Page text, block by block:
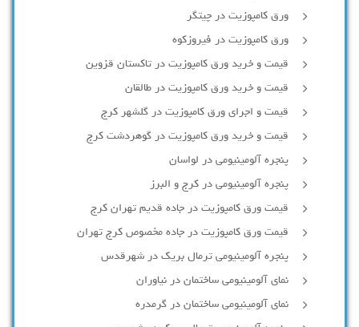
ورق کامپوزیت در چیتگر
ورق کامپوزیت در فیروزکوه
قیمت و خرید ورق کامپوزیت در تاکستان قزوین
قیمت و خرید ورق کامپوزیت در طالقان
قیمت و اجرای ورق کامپوزیت در گلشهر کرج
قیمت و خرید ورق کامپوزیت در گوهردشت کرج
پنجره آلومینیومی در لواسان
پنجره آلومینیومی در کرج و البرز
قیمت ورق کامپوزیت در جاده قدیم تهران کرج
قیمت ورق کامپوزیت در جاده مخصوص کرج تهران
پنجره آلومینیومی ترمال بریک در شهرقدس
نمای آلومینیومی ساختمان در نیاوران
نمای آلومینیومی ساختمان در گرمدره